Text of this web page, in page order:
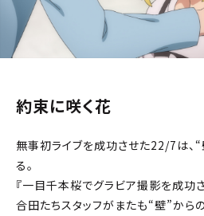
約束に咲く花
無事初ライブを成功させた22/7は、
る。
『一目千本桜でグラビア撮影を成功さ
合田たちスタッフがまたも“壁”から